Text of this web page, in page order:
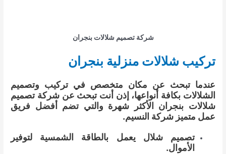
شركة تصميم شلالات بنجران
تركيب شلالات منزلية بنجران
عندما تبحث عن مكان متخصص في تركيب وتصميم
الشلالات بكافة أنواعها، إذن أنت تبحث عن شركة تصميم
شلالات بنجران الأكثر شهرة والتي تضم أفضل فريق
عمل متميز شركة النسيم.
تصميم شلال يعمل بالطاقة الشمسية لتوفير
الأموال.